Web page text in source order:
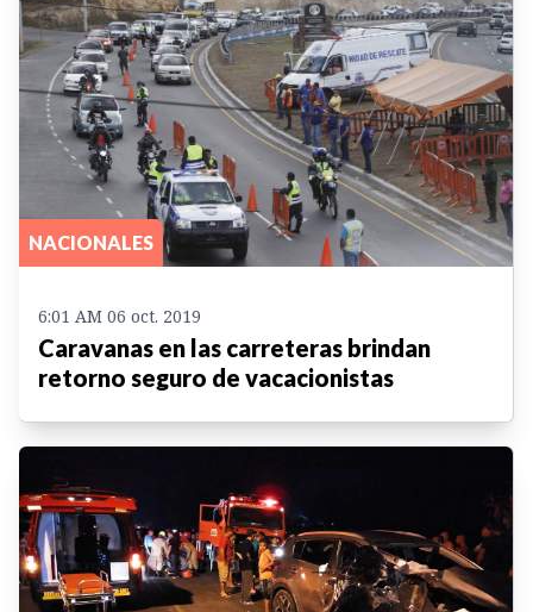
NACIONALES
6:01 AM 06 oct. 2019
Caravanas en las carreteras brindan
retorno seguro de vacacionistas